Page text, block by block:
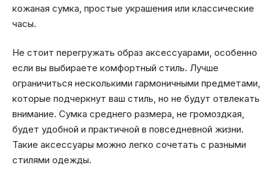
кожаная сумка, простые украшения или классические
часы.
Не стоит перегружать образ аксессуарами, особенно
если вы выбираете комфортный стиль. Лучше
ограничиться несколькими гармоничными предметами,
которые подчеркнут ваш стиль, но не будут отвлекать
внимание. Сумка среднего размера, не громоздкая,
будет удобной и практичной в повседневной жизни.
Такие аксессуары можно легко сочетать с разными
стилями одежды.